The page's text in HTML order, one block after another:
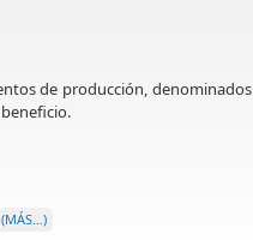
de producción, denominados
(MÁS…)